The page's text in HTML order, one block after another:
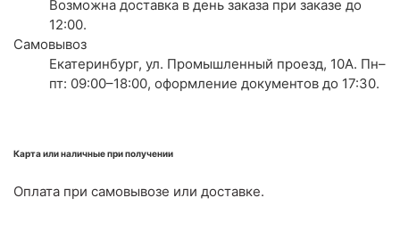
Возможна доставка в день заказа при заказе до
12:00.
Самовывоз
Екатеринбург, ул. Промышленный проезд, 10А. Пн–
пт: 09:00–18:00, оформление документов до 17:30.
Карта или наличные при получении
Оплата при самовывозе или доставке.